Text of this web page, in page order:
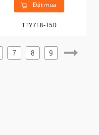
Đặt mua
TTY718-15D
7 8 9